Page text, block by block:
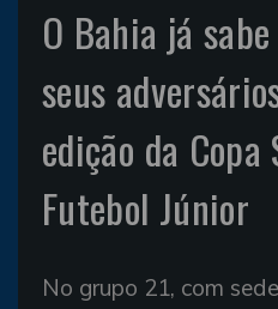
O Bahia já
seus
edição da Copa
Futebol Júnior
No grupo 21, com